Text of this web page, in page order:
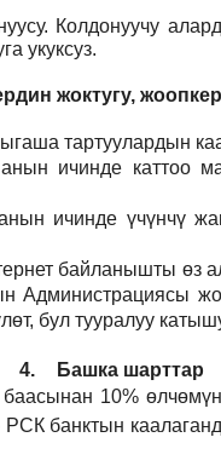
Колдонуучу
укуксуз.
жоктугу,
тартуулардын
ичинде каттоо
ичинде үчүнчү
байланышты өз
Администрациясы
бул тууралуу
4.
Башка шарттар
баасынан 10%
банктын